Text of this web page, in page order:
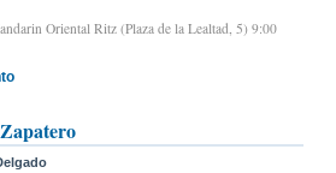
Oriental Ritz (Plaza de la Lealtad, 5) 9:00